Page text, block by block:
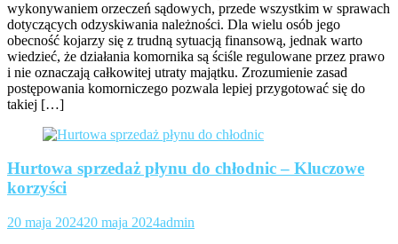
wykonywaniem orzeczeń sądowych, przede wszystkim w sprawach
dotyczących odzyskiwania należności. Dla wielu osób jego
obecność kojarzy się z trudną sytuacją finansową, jednak warto
wiedzieć, że działania komornika są ściśle regulowane przez prawo
i nie oznaczają całkowitej utraty majątku. Zrozumienie zasad
postępowania komorniczego pozwala lepiej przygotować się do
takiej […]
Hurtowa sprzedaż płynu do chłodnic – Kluczowe
korzyści
20 maja 202420 maja 2024admin